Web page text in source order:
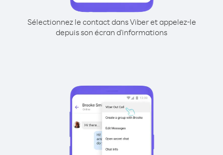
Sélectionnez le contact dans Viber et appelez-le
depuis son écran d'informations